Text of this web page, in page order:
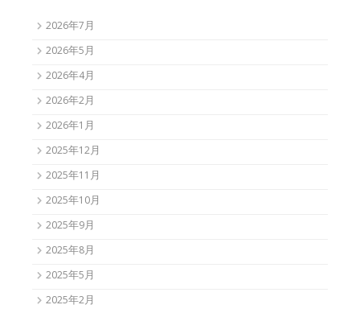
2026年7月
2026年5月
2026年4月
2026年2月
2026年1月
2025年12月
2025年11月
2025年10月
2025年9月
2025年8月
2025年5月
2025年2月